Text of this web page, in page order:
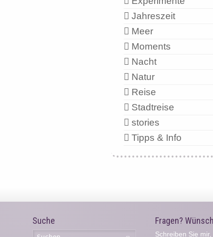
Jahreszeit
Meer
Moments
Nacht
Natur
Reise
Stadtreise
stories
Tipps & Info
Suche Fragen?